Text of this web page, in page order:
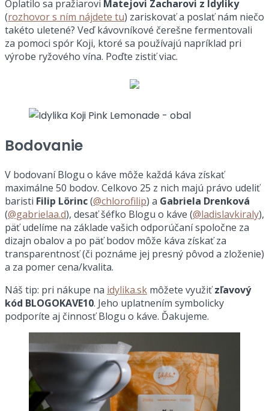
Oplatilo sa pražiarovi Matejovi Zacharovi z Idyliky
(rozhovor s ním nájdete tu) zariskovať a poslať nám niečo
takéto uletené? Veď kávovníkové čerešne fermentovali
za pomoci spór Koji, ktoré sa používajú napríklad pri
výrobe ryžového vína. Poďte zistiť viac.
Bodovanie
V bodovaní Blogu o káve môže každá káva získať
maximálne 50 bodov. Celkovo 25 z nich majú právo udeliť
baristi Filip Lörinc(@chlorofilip) a Gabriela Drenková
(@gabrielaa.d), desať šéfko Blogu o káve (@ladislavkiraly),
päť udelíme na základe vašich odporúčaní spoločne za
dizajn obalov a po päť bodov môže káva získať za
transparentnosť (či poznáme jej presný pôvod a zloženie)
a za pomer cena/kvalita.
Náš tip: pri nákupe na idylika.sk môžete využiťzľavový
kód BLOGOKAVE10. Jeho uplatnením symbolicky
podporíte aj činnosť Blogu o káve. Ďakujeme.